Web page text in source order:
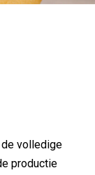
volledige
productie